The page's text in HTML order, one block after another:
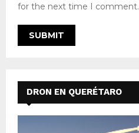
for the next time I comment.
DRON EN QUERÉTARO